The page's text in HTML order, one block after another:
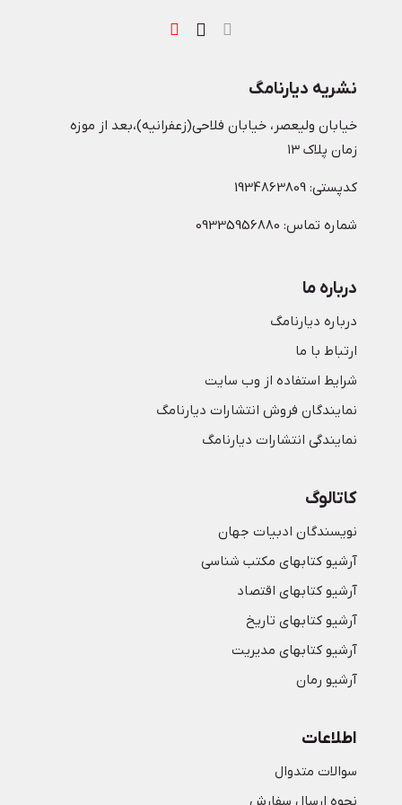
نشریه دیارنامگ
خیابان ولیعصر، خیابان فلاحی(زعفرانیه)،بعد از موزه
زمان پلاک ۱۳
کدپستی: 1934863809
شماره تماس: 09335956880
درباره ما
درباره دیارنامگ
ارتباط با ما
شرایط استفاده از وب سایت
نمایندگان فروش انتشارات دیارنامگ
نمایندگی انتشارات دیارنامگ
کاتالوگ
نویسندگان ادبیات جهان
آرشیو کتابهای مکتب شناسی
آرشیو کتابهای اقتصاد
آرشیو کتابهای تاریخ
آرشیو کتابهای مدیریت
آرشیو رمان
اطلاعات
سوالات متدوال